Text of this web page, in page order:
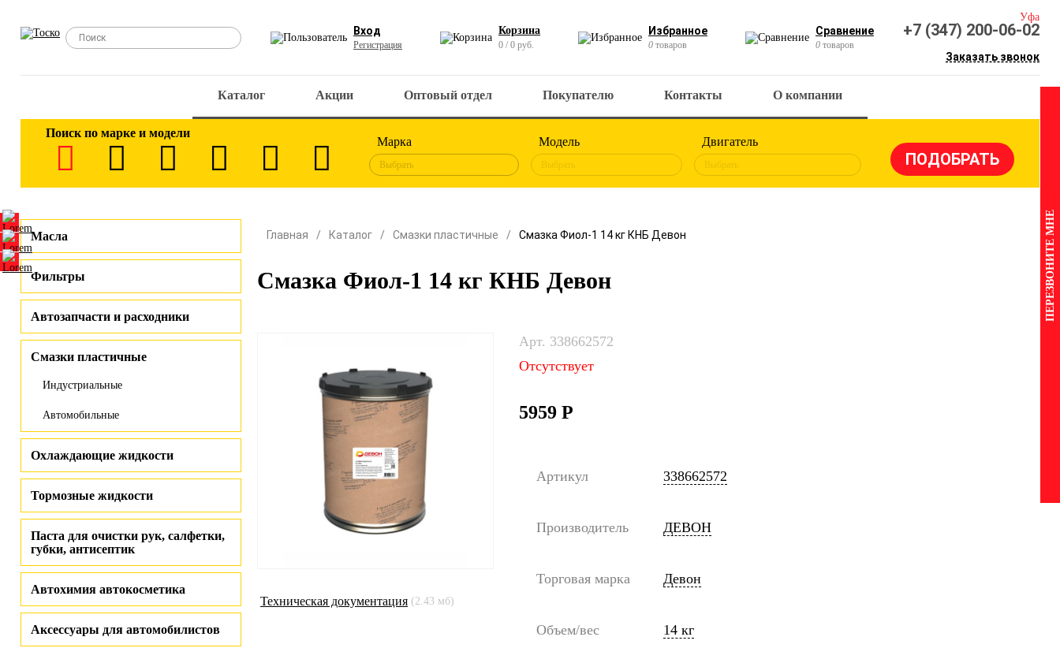
Вход
Регистрация
Корзина
0 / 0 руб.
Избранное
0 товаров
Сравнение
0 товаров
Уфа
+7 (347) 200-06-02
Заказать звонок
Каталог Акции Оптовый отдел Покупателю Контакты О компании
Поиск по марке и модели
Марка
Выбрать
Модель
Выбрать
Двигатель
Выбрать
Масла
Фильтры
Автозапчасти и расходники
Смазки пластичные
Индустриальные
Автомобильные
Охлаждающие жидкости
Тормозные жидкости
Паста для очистки рук, салфетки,
губки, антисептик
Автохимия автокосметика
Аксессуары для автомобилистов
Главная Каталог Смазки пластичные Смазка Фиол-1 14 кг КНБ Девон
Смазка Фиол-1 14 кг КНБ Девон
Техническая документация (2.43 мб)
Арт. 338662572
Отсутствует
5959 Р
Артикул 338662572
Производитель ДЕВОН
Торговая марка Девон
Объем/вес 14 кг
ПЕРЕЗВОНИТЕ МНЕ